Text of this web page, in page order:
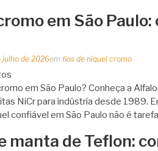
em São Paulo:
julho de 2026em fios de níquel cromo
em São Paulo? Conheça a
NiCr para indústria desde 1989.
confiável em São Paulo não é
manta de Teflon: